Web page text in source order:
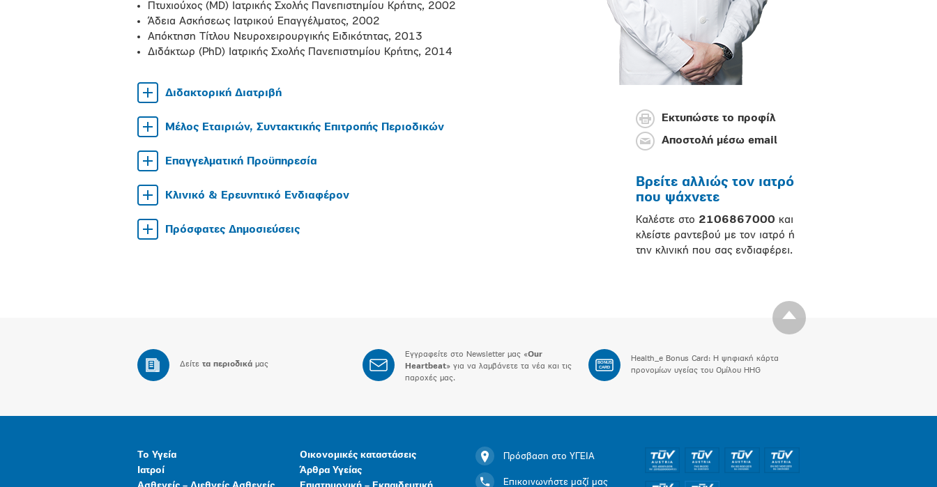
Πτυχιούχος (MD) Ιατρικής Σχολής Πανεπιστημίου Κρήτης, 2002
Άδεια Ασκήσεως Ιατρικού Επαγγέλματος, 2002
Απόκτηση Τίτλου Νευροχειρουργικής Ειδικότητας, 2013
Διδάκτωρ (PhD) Ιατρικής Σχολής Πανεπιστημίου Κρήτης, 2014
Διδακτορική Διατριβή
Μέλος Εταιριών, Συντακτικής Επιτροπής Περιοδικών
Επαγγελματική Προϋπηρεσία
Κλινικό & Ερευνητικό Ενδιαφέρον
Πρόσφατες Δημοσιεύσεις
Εκτυπώστε το προφίλ
Αποστολή μέσω email
Βρείτε αλλιώς τον ιατρό
που ψάχνετε
Καλέστε στο 2106867000 και
κλείστε ραντεβού με τον ιατρό ή
την κλινική που σας ενδιαφέρει.
Δείτε τα περιοδικά μας
Εγγραφείτε στο Newsletter μας «Our
Heartbeat» για να λαμβάνετε τα νέα και τις
παροχές μας.
BONUS
CARD
Health_e Bonus Card: H ψηφιακή κάρτα
προνομίων υγείας του Ομίλου HHG
Το Υγεία
Ιατροί
Οικονομικές καταστάσεις
Άρθρα Υγείας
Πρόσβαση στο ΥΓΕΙΑ
Επικοινωνήστε μαζί μας